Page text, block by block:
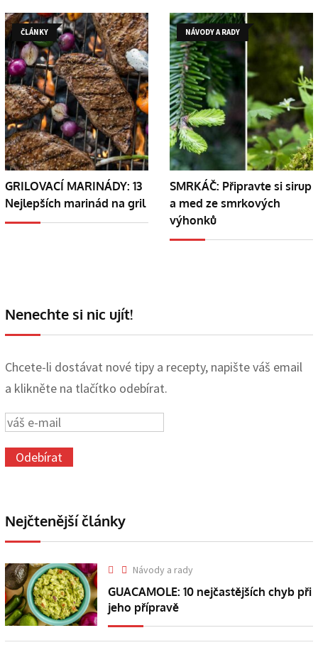
ČLÁNKY
GRILOVACÍ MARINÁDY: 13
Nejlepších marinád na gril
NÁVODY A RADY
SMRKÁČ: Připravte si sirup
a med ze smrkových
výhonků
Nenechte si nic ujít!
Chcete-li dostávat nové tipy a recepty, napište váš email
a klikněte na tlačítko odebírat.
Nejčtenější články
Návody a rady
GUACAMOLE: 10 nejčastějších chyb při
jeho přípravě